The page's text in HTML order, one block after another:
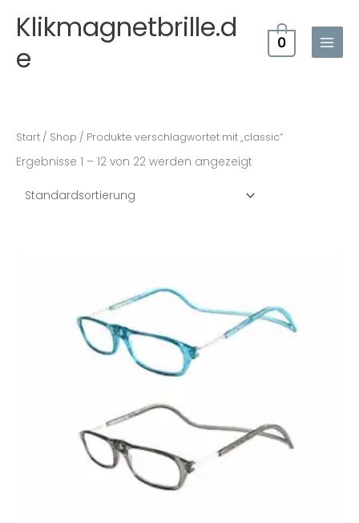
InhaltKlikmagnetbrille.d
e
0
Start / Shop / Produkte verschlagwortet mit „classic“
Ergebnisse 1 – 12 von 22 werden angezeigt